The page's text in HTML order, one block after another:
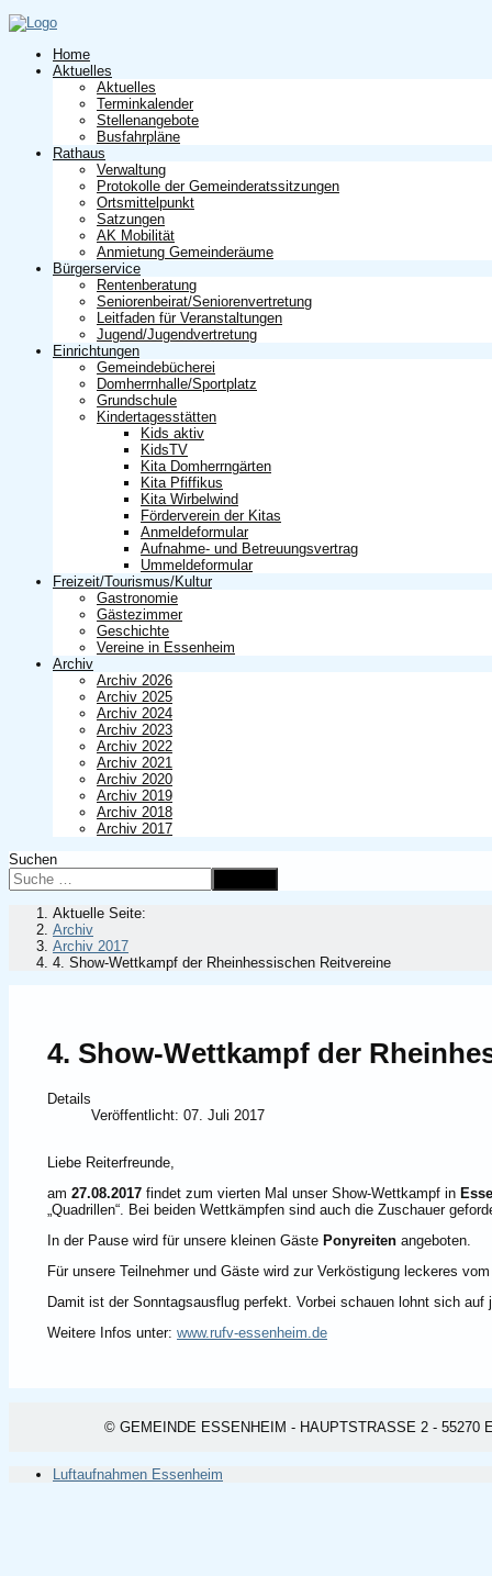
Home
Aktuelles
Aktuelles
Terminkalender
Stellenangebote
Busfahrpläne
Rathaus
Verwaltung
Protokolle der Gemeinderatssitzungen
Ortsmittelpunkt
Satzungen
AK Mobilität
Anmietung Gemeinderäume
Bürgerservice
Rentenberatung
Seniorenbeirat/Seniorenvertretung
Leitfaden für Veranstaltungen
Jugend/Jugendvertretung
Einrichtungen
Gemeindebücherei
Domherrnhalle/Sportplatz
Grundschule
Kindertagesstätten
Kids aktiv
KidsTV
Kita Domherrngärten
Kita Pfiffikus
Kita Wirbelwind
Förderverein der Kitas
Anmeldeformular
Aufnahme- und Betreuungsvertrag
Ummeldeformular
Freizeit/Tourismus/Kultur
Gastronomie
Gästezimmer
Geschichte
Vereine in Essenheim
Archiv
Archiv 2026
Archiv 2025
Archiv 2024
Archiv 2023
Archiv 2022
Archiv 2021
Archiv 2020
Archiv 2019
Archiv 2018
Archiv 2017
Suchen
Aktuelle Seite:
Archiv
Archiv 2017
4. Show-Wettkampf der Rheinhessischen Reitvereine
4. Show-Wettkampf der
Details
Veröffentlicht: 07. Juli 2017
Liebe Reiterfreunde,
am 27.08.2017 findet zum vierten Mal unser Show-Wettkampf in
„Quadrillen“. Bei beiden Wettkämpfen sind auch die Zuschauer
In der Pause wird für unsere kleinen Gäste Ponyreiten angeboten.
Für unsere Teilnehmer und Gäste wird zur Verköstigung leckeres
Damit ist der Sonntagsausflug perfekt. Vorbei schauen lohnt sich auf
Weitere Infos unter: www.rufv-essenheim.de
© GEMEINDE ESSENHEIM - HAUPTSTRASSE 2 - 55270
Luftaufnahmen Essenheim